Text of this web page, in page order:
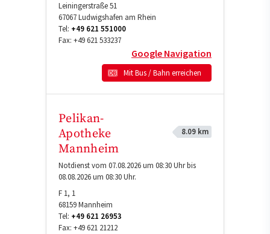
Leiningerstraße 51
67067Ludwigshafen am Rhein
Tel: +49 621 551000
Fax: +49 621 533237
Google Navigation
Mit Bus / Bahn erreichen
Pelikan-
Apotheke
Mannheim
8.09 km
Notdienst vom 07.08.2026 um 08:30 Uhr bis
08.08.2026 um 08:30 Uhr.
F 1, 1
68159Mannheim
Tel: +49 621 26953
Fax: +49 621 21212